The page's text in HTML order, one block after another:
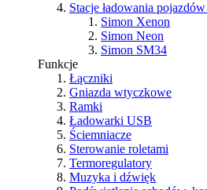
Stacje ładowania
Simon Xenon
Simon Neon
Simon SM34
Funkcje
Łączniki
Gniazda wtyczkowe
Ramki
Ładowarki USB
Ściemniacze
Sterowanie roletami
Termoregulatory
Muzyka i dźwięk